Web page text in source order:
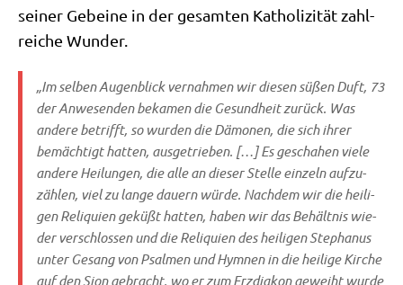
sei­ner Gebei­ne in der gesam­ten Katho­li­zi­tät zahl­
rei­che Wunder.
„Im sel­ben Augen­blick ver­nah­men wir die­sen süßen Duft, 73
der Anwe­sen­den beka­men die Gesund­heit zurück. Was
ande­re betrifft, so wur­den die Dämo­nen, die sich ihrer
bemäch­tigt hat­ten, aus­ge­trie­ben. […] Es gescha­hen vie­le
ande­re Hei­lun­gen, die alle an die­ser Stel­le ein­zeln auf­zu­
zäh­len, viel zu lan­ge dau­ern wür­de. Nach­dem wir die hei­li­
gen Reli­qui­en geküßt hat­ten, haben wir das Behält­nis wie­
der ver­schlos­sen und die Reli­qui­en des hei­li­gen Ste­pha­nus
unter Gesang von Psal­men und Hym­nen in die hei­li­ge Kir­che
auf den Sion gebracht, wo er zum Erz­dia­kon geweiht wur­de